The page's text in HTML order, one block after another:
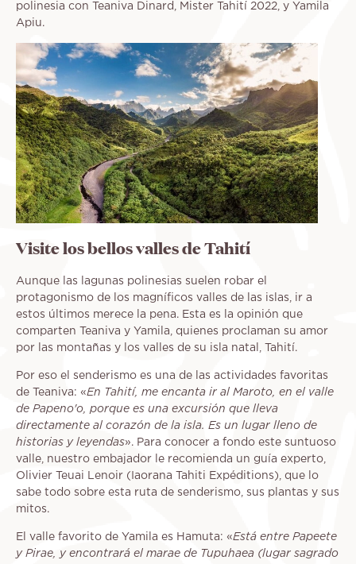
polinesia con Teaniva Dinard, Mister Tahití 2022, y Yamila
Apiu.
Visite los bellos valles de Tahití
Aunque las lagunas polinesias suelen robar el
protagonismo de los magníficos valles de las islas, ir a
estos últimos merece la pena. Esta es la opinión que
comparten Teaniva y Yamila, quienes proclaman su amor
por las montañas y los valles de su isla natal, Tahití.
Por eso el senderismo es una de las actividades favoritas
de Teaniva: «En Tahití, me encanta ir al Maroto, en el valle
de Papeno'o, porque es una excursión que lleva
directamente al corazón de la isla. Es un lugar lleno de
historias y leyendas». Para conocer a fondo este suntuoso
valle, nuestro embajador le recomienda un guía experto,
Olivier Teuai Lenoir (Iaorana Tahiti Expéditions), que lo
sabe todo sobre esta ruta de senderismo, sus plantas y sus
mitos.
El valle favorito de Yamila es Hamuta: «Está entre Papeete
y Pirae, y encontrará el marae de Tupuhaea (lugar sagrado